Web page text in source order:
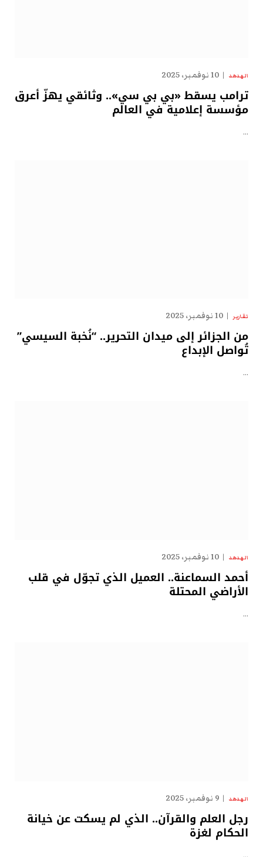
الهدهد 10 نوفمبر، 2025
ترامب يسقط «بي بي سي».. وثائقي يهزّ أعرق
مؤسسة إعلامية في العالم
…
تقارير 10 نوفمبر، 2025
من الجزائر إلى ميدان التحرير.. “نُخبة السيسي”
تُواصل الإبداع
…
الهدهد 10 نوفمبر، 2025
أحمد السماعنة.. العميل الذي تجوّل في قلب
الأراضي المحتلة
…
الهدهد 9 نوفمبر، 2025
رجل العلم والقرآن.. الذي لم يسكت عن خيانة
الحكام لغزة